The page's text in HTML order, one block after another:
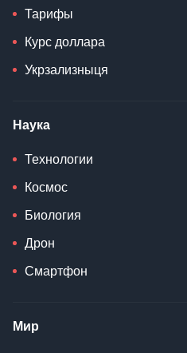
Тарифы
Курс доллара
Укрзализныця
Наука
Технологии
Космос
Биология
Дрон
Смартфон
Мир